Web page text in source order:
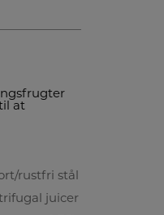
at
rustfri stål
juicer